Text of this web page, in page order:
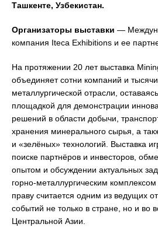
Ташкенте, Узбекистан.
Организаторы выставки —
компания Iteca Exhibitions и ее
На протяжении 20 лет выставка
объединяет сотни компаний и
металлургической отрасли,
площадкой для демонстрации
решений в области добычи,
хранения минерального сырья, а
и «зелёных» технологий. Выставка
поиске партнёров и инвесторов,
опытом и обсуждении актуальных
горно-металлургическим
праву считается одним из ведущих
событий не только в стране, но и во
Центральной Азии.